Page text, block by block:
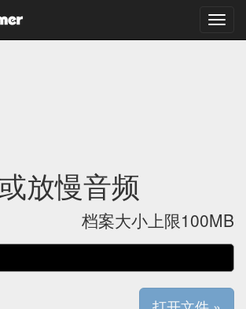
切
换
放慢音频
档案大小上限100MB